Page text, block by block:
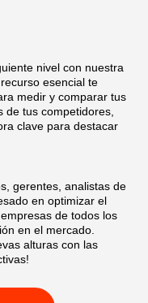
nivel con nuestra
esencial te
medir y comparar tus
de tus competidores,
clave para destacar
gerentes, analistas de
en optimizar el
de todos los
en el mercado.
alturas con las